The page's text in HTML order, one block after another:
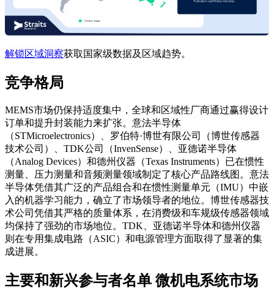
解锁区域洞察获取国家级数据及区域趋势。
竞争格局
MEMS市场仍保持适度集中，全球和区域性厂商通过赢得设计
订单和提升封装能力来扩张。意法半导体
（STMicroelectronics）、罗伯特·博世有限公司（博世传感器
技术公司）、TDK公司（InvenSense）、亚德诺半导体
（Analog Devices）和德州仪器（Texas Instruments）已在惯性
测量、压力测量和音频测量领域制定了核心产品路线图。意法
半导体凭借其广泛的产品组合和在惯性测量单元（IMU）中嵌
入的机器学习能力，确立了市场领导者的地位。博世传感器技
术公司凭借其严格的质量体系，在消费级和车规级传感器领域
均保持了强劲的市场地位。TDK、亚德诺半导体和德州仪器
则在专用集成电路（ASIC）和电源管理方面取得了显著的集
成进展。
主要和新兴参与者名单 微机电系统市场